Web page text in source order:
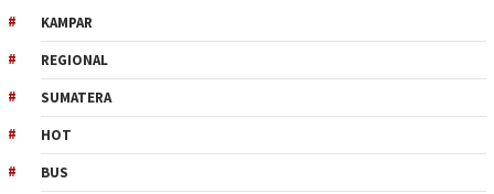
KAMPAR
REGIONAL
SUMATERA
HOT
BUS